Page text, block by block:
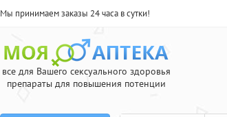
Мы принимаем заказы 24 часа в сутки!
все для Вашего сексуального здоровья
препараты для повышения потенции